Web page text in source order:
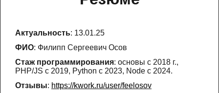
Актуальность: 13.01.25
ФИО: Филипп Сергеевич Осов
Стаж программирования: основы с 2018 г.,
PHP/JS с 2019, Python с 2023, Node с 2024.
Отзывы: https://kwork.ru/user/feelosov